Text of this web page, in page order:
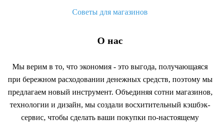
Советы для магазинов
О нас
Мы верим в то, что экономия - это выгода, получающаяся
при бережном расходовании денежных средств, поэтому мы
предлагаем новый инструмент. Объединяя сотни магазинов,
технологии и дизайн, мы создали восхитительный кэшбэк-
сервис, чтобы сделать ваши покупки по-настоящему